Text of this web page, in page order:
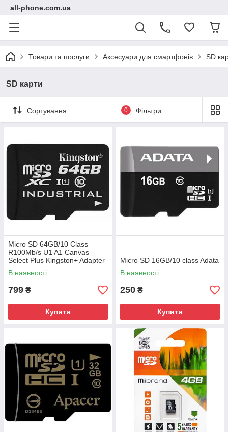
all-phone.com.ua
Товари та послуги Аксесуари для смартфонів SD
SD карти
Сортування 0 Фільтри
Micro SD 64GB/10 Class
R100Mb/s U1 A1 Canvas
Select Plus Kingston+ Adapter
(SDCS2/64GB)
В наявності
799 ₴
Купити
Micro SD 16GB/10 class Adata
В наявності
250 ₴
Купити